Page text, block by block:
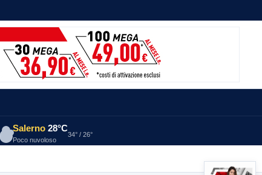
Salerno 28°C
Poco nuvoloso
34° / 26°